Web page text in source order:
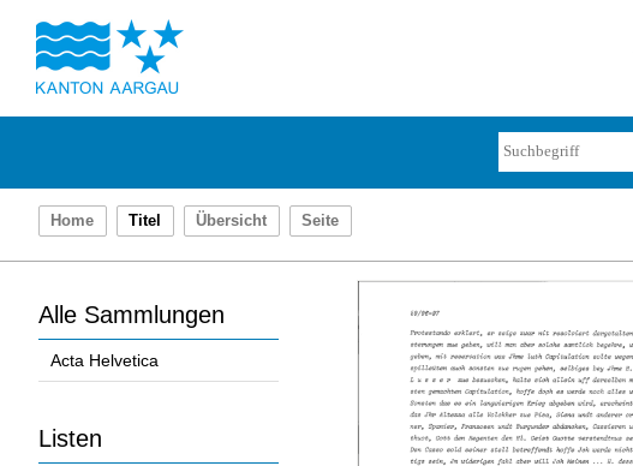
Home Titel Übersicht Seite
Alle Sammlungen
Acta Helvetica
Listen